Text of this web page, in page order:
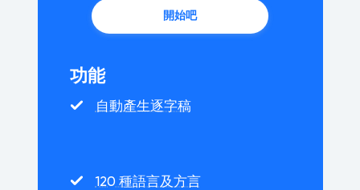
開始吧
功能
自動產生逐字稿
120 種語言及方言